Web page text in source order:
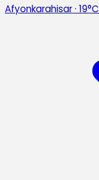
Afyonkarahisar· 19°C